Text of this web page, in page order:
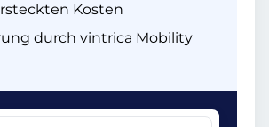
Kosten
durch vintrica Mobility